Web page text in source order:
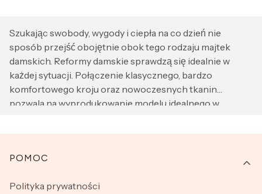
Szukając swobody, wygody i ciepła na co dzień nie
sposób przejść obojętnie obok tego rodzaju majtek
damskich. Reformy damskie sprawdzą się idealnie w
każdej sytuacji. Połączenie klasycznego, bardzo
komfortowego kroju oraz nowoczesnych tkanin
pozwala na wyprodukowanie modelu idealnego w
szyte są na wzór przypominający spodenki damskie.
znajdzie odpowiedni model reform dla siebie. W naszej
producentów wykonane z najwyższej jakości bawełny.
Linki w stopce
POMOC
Polityka prywatności